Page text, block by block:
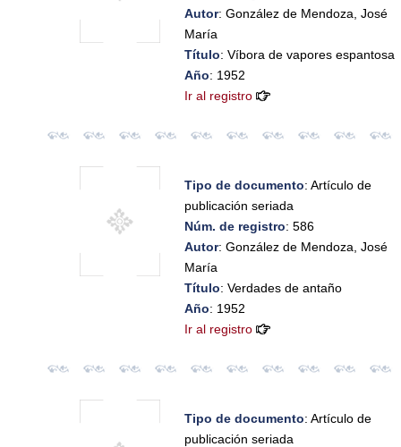
Autor: González de Mendoza, José
María
Título: Víbora de vapores espantosa
Año: 1952
Ir al registro
Tipo de documento: Artículo de
publicación seriada
Núm. de registro: 586
Autor: González de Mendoza, José
María
Título: Verdades de antaño
Año: 1952
Ir al registro
Tipo de documento: Artículo de
publicación seriada